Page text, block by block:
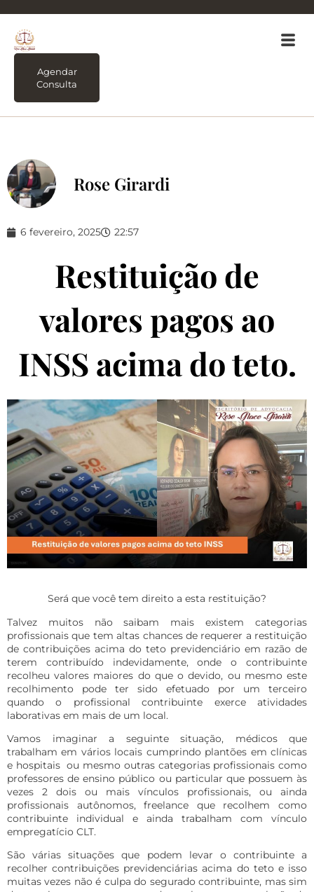
Agendar
Consulta
Rose Girardi
6 fevereiro, 2025 22:57
Restituição de
valores pagos ao
INSS acima do teto.
Será que você tem direito a esta restituição?
Talvez muitos não saibam mais existem categorias
profissionais que tem altas chances de requerer a restituição
de contribuições acima do teto previdenciário em razão de
terem contribuído indevidamente, onde o contribuinte
recolheu valores maiores do que o devido, ou mesmo este
recolhimento pode ter sido efetuado por um terceiro
quando o profissional contribuinte exerce atividades
laborativas em mais de um local.
Vamos imaginar a seguinte situação, médicos que
trabalham em vários locais cumprindo plantões em clínicas
e hospitais ou mesmo outras categorias profissionais como
professores de ensino público ou particular que possuem às
vezes 2 dois ou mais vínculos profissionais, ou ainda
profissionais autônomos, freelance que recolhem como
contribuinte individual e ainda trabalham com vínculo
empregatício CLT.
São várias situações que podem levar o contribuinte a
recolher contribuições previdenciárias acima do teto e isso
muitas vezes não é culpa do segurado contribuinte, mas sim